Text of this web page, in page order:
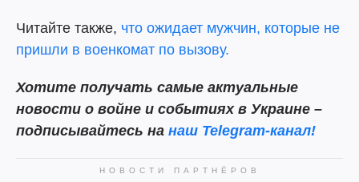
Читайте также, что ожидает мужчин, которые не
пришли в военкомат по вызову.
Хотите получать самые актуальные
новости о войне и событиях в Украине –
подписывайтесь на наш Telegram-канал!